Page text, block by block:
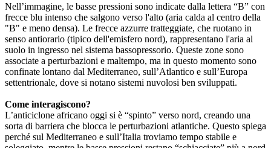
Nell’immagine, le basse pressioni sono indicate dalla lettera “B” con
frecce blu intenso che salgono verso l'alto (aria calda al centro della
"B" e meno densa). Le frecce azzurre tratteggiate, che ruotano in
senso antiorario (tipico dell'emisfero nord), rappresentano l'aria al
suolo in ingresso nel sistema bassopressorio. Queste zone sono
associate a perturbazioni e maltempo, ma in questo momento sono
confinate lontano dal Mediterraneo, sull’Atlantico e sull’Europa
settentrionale, dove si notano sistemi nuvolosi ben sviluppati.
Come interagiscono?
L’anticiclone africano oggi si è “spinto” verso nord, creando una
sorta di barriera che blocca le perturbazioni atlantiche. Questo spiega
perché sul Mediterraneo e sull’Italia troviamo tempo stabile e